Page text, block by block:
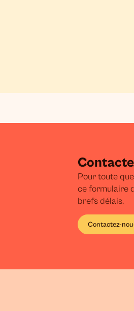
Pour toute
ce formulaire
brefs délais.
Contactez-